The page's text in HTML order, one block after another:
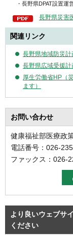
・長野県DPAT設置運
長野県災害
関連リンク
長野県地域防災計
長野県広域受援計
厚生労働省HP（
ます）
お問い合わせ
健康福祉部医療政
電話番号：026-
ファックス：026-
より良いウェブサ
ください